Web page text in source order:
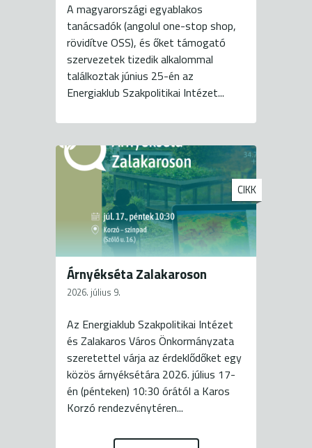
A magyarországi egyablakos
tanácsadók (angolul one-stop shop,
rövidítve OSS), és őket támogató
szervezetek tizedik alkalommal
találkoztak június 25-én az
Energiaklub Szakpolitikai Intézet...
CIKK
Árnyékséta Zalakaroson
2026. július 9.
Az Energiaklub Szakpolitikai Intézet
és Zalakaros Város Önkormányzata
szeretettel várja az érdeklődőket egy
közös árnyéksétára 2026. július 17-
én (pénteken) 10:30 órától a Karos
Korzó rendezvénytéren...